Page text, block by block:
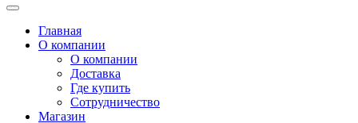
Главная
О компании
О компании
Доставка
Где купить
Сотрудничество
Магазин